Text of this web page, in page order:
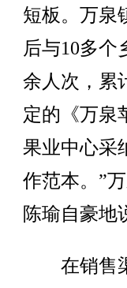
短板。万泉
后与10多个
余人次，累
定的《万泉
果业中心采
作范本。”
陈瑜自豪地
在销售渠